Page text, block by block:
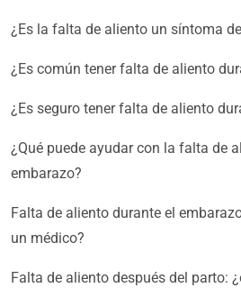
¿Es la falta de aliento un síntoma
¿Es común tener falta de aliento
¿Es seguro tener falta de aliento
¿Qué puede ayudar con la falta de
embarazo?
Falta de aliento durante el
un médico?
Falta de aliento después del parto: